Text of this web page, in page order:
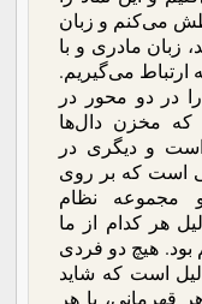
می‌کنم و زبان
زبان مادری و با
ارتباط می‌گیریم.
در دو محور در
که مخزن دال‌ها
و دیگری در
است که بر روی
مجموعه نظام
هر کدام از ما
بود. هیچ دو فردی
است که شاید
قهرمانی، یا هر